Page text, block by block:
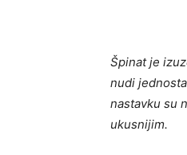
Špinat je
nudi
nastavku su
ukusnijim.